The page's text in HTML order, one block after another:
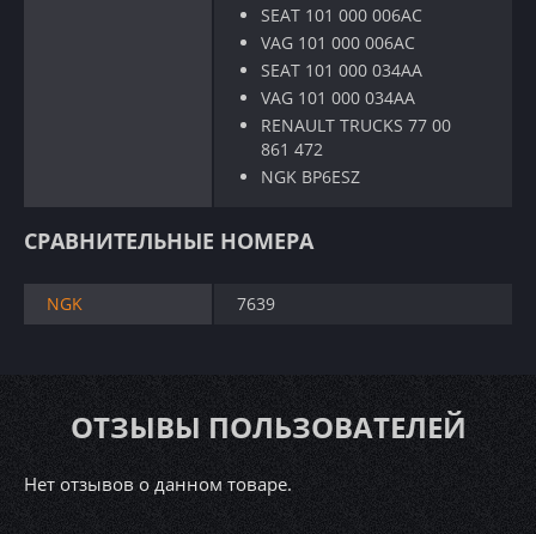
SEAT 101 000 006AC
VAG 101 000 006AC
SEAT 101 000 034AA
VAG 101 000 034AA
RENAULT TRUCKS 77 00
861 472
NGK BP6ESZ
СРАВНИТЕЛЬНЫЕ НОМЕРА
NGK 7639
ОТЗЫВЫ ПОЛЬЗОВАТЕЛЕЙ
Нет отзывов о данном товаре.